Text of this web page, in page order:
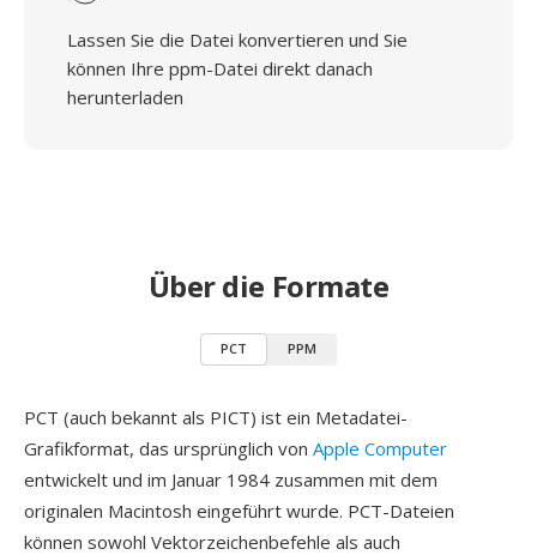
Lassen Sie die Datei konvertieren und Sie
können Ihre ppm-Datei direkt danach
herunterladen
Über die Formate
PCT PPM
PCT (auch bekannt als PICT) ist ein Metadatei-
Grafikformat, das ursprünglich von Apple Computer
entwickelt und im Januar 1984 zusammen mit dem
originalen Macintosh eingeführt wurde. PCT-Dateien
können sowohl Vektorzeichenbefehle als auch